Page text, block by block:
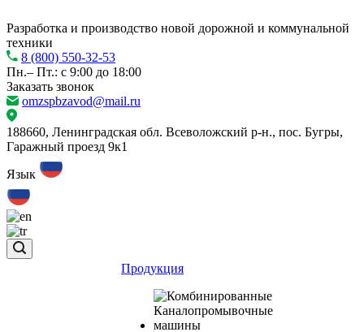
Разработка и производство новой дорожной и коммунальной
техники
8 (800) 550-32-53
Пн.– Пт.: с 9:00 до 18:00
Заказать звонок
omzspbzavod@mail.ru
188660, Ленинградская обл. Всеволожский р-н., пос. Бугры,
Гаражный проезд 9к1
Язык
Продукция